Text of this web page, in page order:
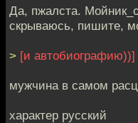
Да, пжалста.
скрываюсь, пишите,
> [и автобиографию))]
мужчина в самом
характер русский